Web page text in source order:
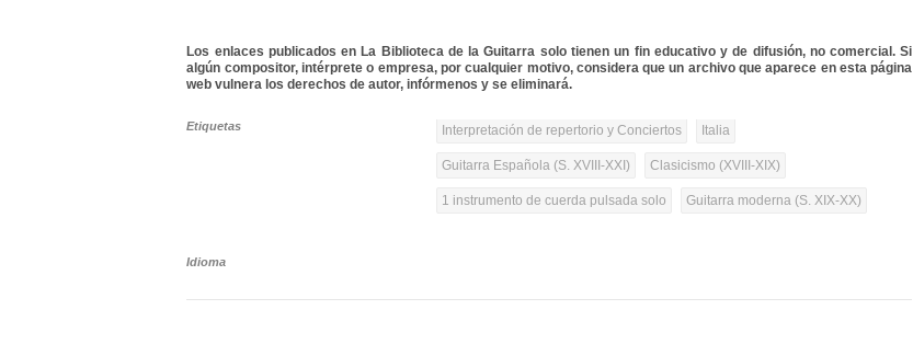
Los enlaces publicados en La Biblioteca de la Guitarra solo tienen un fin educativo y de difusión, no comercial. Si
algún compositor, intérprete o empresa, por cualquier motivo, considera que un archivo que aparece en esta página
web vulnera los derechos de autor, infórmenos y se eliminará.
Etiquetas Interpretación de repertorio y Conciertos Italia
Guitarra Española (S. XVIII-XXI) Clasicismo (XVIII-XIX)
1 instrumento de cuerda pulsada solo Guitarra moderna (S. XIX-XX)
Idioma